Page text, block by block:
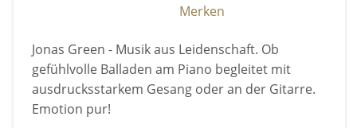
Merken
Jonas Green - Musik aus Leidenschaft. Ob
gefühlvolle Balladen am Piano begleitet mit
ausdrucksstarkem Gesang oder an der Gitarre.
Emotion pur!